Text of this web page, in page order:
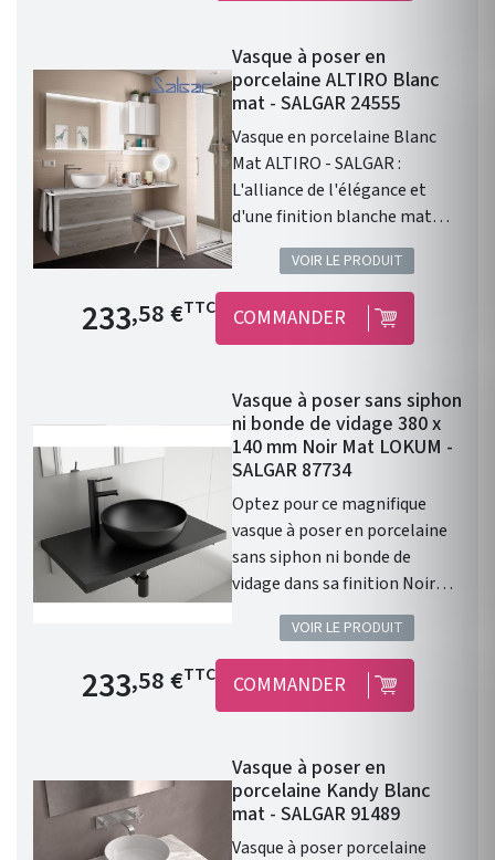
Vasque à poser en
porcelaine ALTIRO Blanc
mat - SALGAR 24555
Vasque en porcelaine Blanc
Mat ALTIRO - SALGAR :
L'alliance de l'élégance et
d'une finition blanche mat
Vasque à poser ALTIRO EN
PORCELAINE BLANCHE MAT D
390 x 140 mm . Une finition en
porcelaine blanche Mat. Sans
trou de perçage pour un
robinet à bec haut ou encastré
dans le mur. Diamètre de 390
mm Profondeur de 140 mm
Coloris : Blanc Mat. Cette
vasque ALTIRO en porcelaine
blanche se caractérise par
sa finition mate et réunit les
caractéristiques qui en feront
la pièce maîtresse de votre
salle de bains.
VOIR LE PRODUIT
Prix de base
233,58 €TTC COMMANDER
Vasque à poser sans siphon
ni bonde de vidage 380 x
140 mm Noir Mat LOKUM -
SALGAR 87734
Optez pour ce magnifique
vasque à poser en porcelaine
sans siphon ni bonde de
vidage dans sa finition Noir
Vasque à poser. Matière :
porcelaine. Sans siphon ni
bonde de vidage. Résistante
aux produits chimiques et aux
avec trop-plein . Siphon,
bonde clic-clac et robinet non
inclus. Finition : Noir Mat.
Gamme : LOKUM. Fabriqué en
VOIR LE PRODUIT
Prix de base
233,58 €TTC COMMANDER
Vasque à poser en
porcelaine Kandy Blanc
mat - SALGAR 91489
Vasque à poser porcelaine